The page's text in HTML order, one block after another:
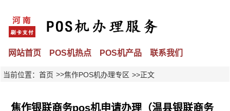
网站首页 POS机热点 POS机产品 联系我们
当前位置： 首页 >>焦作POS机办理专区 >>正文
焦作银联商务pos机申请办理（温县银联商务